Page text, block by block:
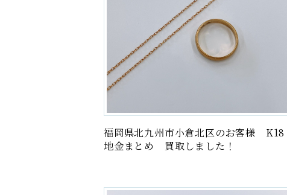
福岡県北九州市小倉北区のお客様 K18
地金まとめ 買取しました！